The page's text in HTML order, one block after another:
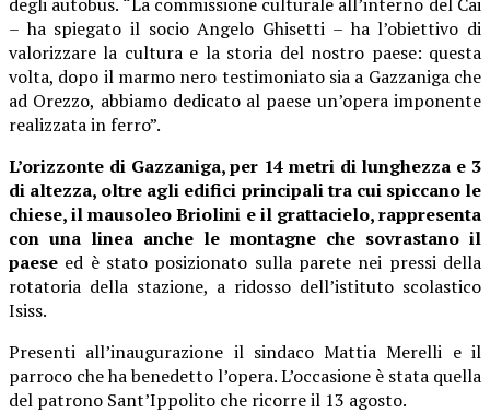
– ha spiegato il socio Angelo Ghisetti – ha l’obiettivo di
valorizzare la cultura e la storia del nostro paese: questa
volta, dopo il marmo nero testimoniato sia a Gazzaniga che
ad Orezzo, abbiamo dedicato al paese un’opera imponente
realizzata in ferro”.
L’orizzonte di Gazzaniga, per 14 metri di lunghezza e 3
di altezza, oltre agli edifici principali tra cui spiccano le
chiese, il mausoleo Briolini e il grattacielo, rappresenta
con una linea anche le montagne che sovrastano il
paese ed è stato posizionato sulla parete nei pressi della
rotatoria della stazione, a ridosso dell’istituto scolastico
Isiss.
Presenti all’inaugurazione il sindaco Mattia Merelli e il
parroco che ha benedetto l’opera. L’occasione è stata quella
del patrono Sant’Ippolito che ricorre il 13 agosto.